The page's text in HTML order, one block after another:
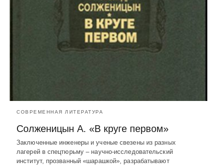
СОВРЕМЕННАЯ ЛИТЕРАТУРА
Солженицын А. «В круге первом»
Заключенные инженеры и ученые свезены из разных
лагерей в спецтюрьму – научно-исследовательский
институт, прозванный «шарашкой», разрабатывают